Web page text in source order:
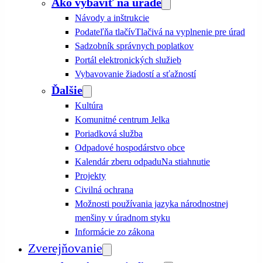
Návody a inštrukcie
Podateľňa tlačívTlačivá na vyplnenie pre úrad
Sadzobník správnych poplatkov
Portál elektronických služieb
Vybavovanie žiadostí a sťažností
Ďalšie
Kultúra
Komunitné centrum Jelka
Poriadková služba
Odpadové hospodárstvo obce
Kalendár zberu odpaduNa stiahnutie
Projekty
Civilná ochrana
Možnosti používania jazyka národnostnej
menšiny v úradnom styku
Informácie zo zákona
Zverejňovanie